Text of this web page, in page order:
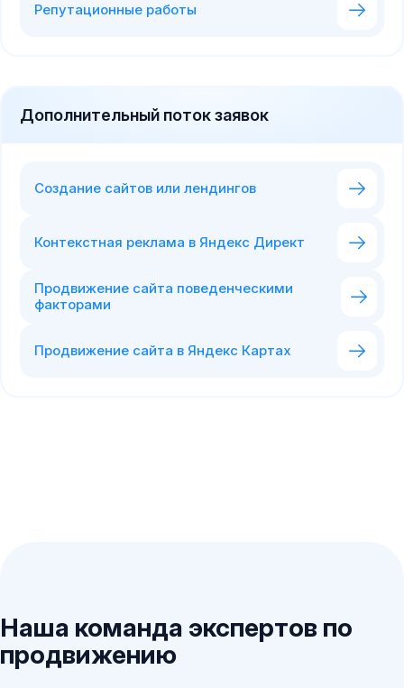
Репутационные работы
Дополнительный поток заявок
Создание сайтов или лендингов
Контекстная реклама в Яндекс Директ
Продвижение сайта поведенческими
факторами
Продвижение сайта в Яндекс Картах
Наша команда экспертов по
продвижению